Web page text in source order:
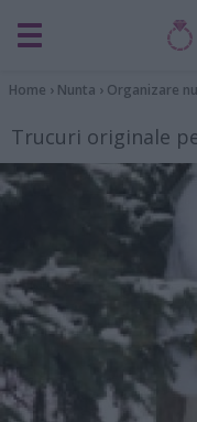
Home › Nunta › Organizare
Trucuri originale